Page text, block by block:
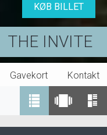
THE INVITE
KØB BILLET
Gavekort Kontakt